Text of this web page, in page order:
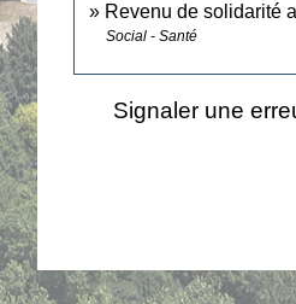
Revenu de solidarité
Social - Santé
Signaler une